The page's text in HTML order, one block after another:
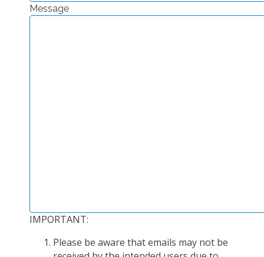
PLATEFORMES EXPÉRIMENTALES
THÈSES EN COURS
MOOC
Message
IMPORTANT:
Please be aware that emails may not be